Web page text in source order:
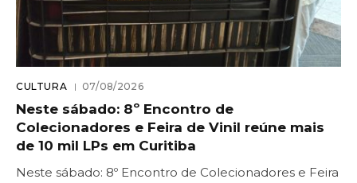
CULTURA 07/08/2026
Neste sábado: 8º Encontro de
Colecionadores e Feira de Vinil reúne mais
de 10 mil LPs em Curitiba
Neste sábado: 8º Encontro de Colecionadores e Feira